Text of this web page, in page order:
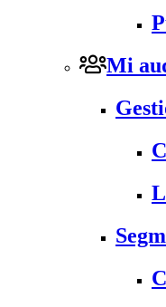
Mi